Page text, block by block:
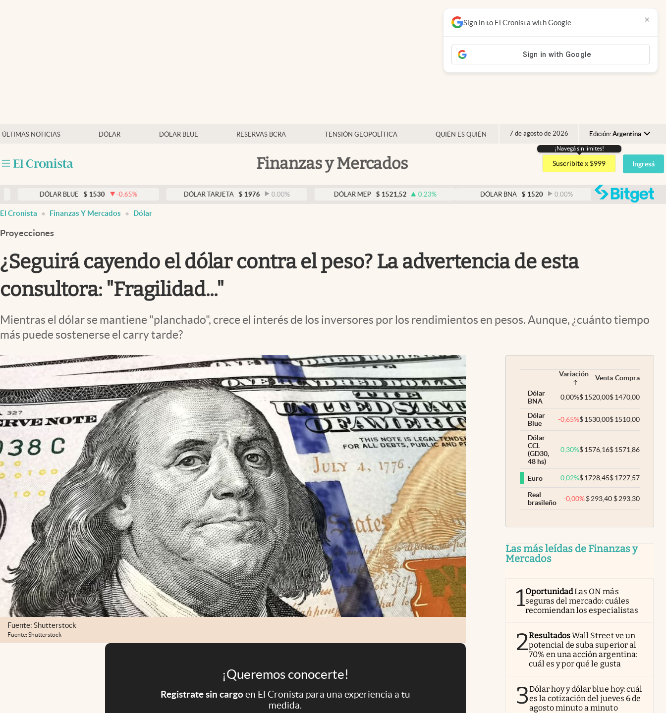
ÚLTIMAS NOTICIAS DÓLAR DÓLAR BLUE RESERVAS BCRA TENSIÓN GEOPOLÍTICA QUIÉN ES QUIÉN 7 de agosto de 2026 Edición: Argentina
Argentina
España
USA
Finanzas y Mercados
Mercados Online
Otras secciones
Clima
Mundial 2026
El Cronista Studio
Mediakit
abre en nueva pestaña
¡Navegá sin limites!
Suscribite x $999 Ingresá
DÓLAR BLUE $ 1530 -0.65 % DÓLAR TARJETA $ 1976 0.00% DÓLAR MEP $ 1521,52 0.23% DÓLAR BNA $ 1520 0.00% DÓLAR BLUE $ 1530
Sign in to El Cronista with Google ×
El Cronista Finanzas Y Mercados Dólar
Proyecciones
¿Seguirá cayendo el dólar contra el peso? La advertencia de esta
consultora: "Fragilidad..."
Mientras el dólar se mantiene "planchado", crece el interés de los inversores por los rendimientos en pesos. Aunque, ¿cuánto tiempo
más puede sostenerse el carry tarde?
Fuente: Shutterstock
Fuente: Shutterstock
¡Queremos conocerte!
Registrate sin cargoen El Cronista para una experiencia a tu
medida.
Variación Venta Compra
Dólar
BNA
0,00%$1520,00$1470,00
Dólar
Blue
-0,65%$1530,00$1510,00
Dólar
CCL
(GD30,
48 hs)
0,30%$1576,16$1571,86
Euro 0,02%$1728,45$1727,57
Real
brasileño
-0,00% $293,40 $293,30
Las más leídas de Finanzas y
Mercados
1OportunidadLas ON más
seguras del mercado: cuáles
recomiendan los especialistas
2ResultadosWall Street ve un
potencial de suba superior al
70% en una acción argentina:
cuál es y por qué le gusta
3Dólar hoy y dólar blue hoy: cuál
es la cotización del jueves 6 de
agosto minuto a minuto